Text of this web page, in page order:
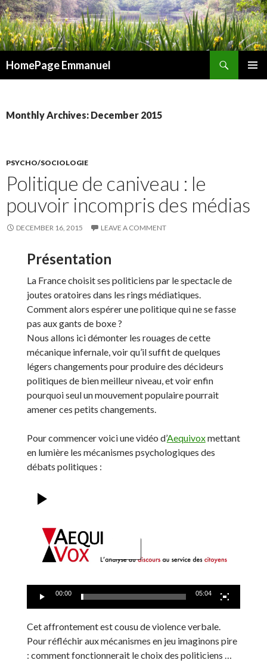
HomePage Emmanuel
Monthly Archives: December 2015
PSYCHO/SOCIOLOGIE
Politique de caniveau : le
pouvoir incompris des médias
DECEMBER 16, 2015 LEAVE A COMMENT
Présentation
La France choisit ses politiciens par le spectacle de
joutes oratoires dans les rings médiatiques.
Comment alors espérer une politique qui ne se fasse
pas aux gants de boxe ?
Nous allons ici démonter les rouages de cette
mécanique infernale, voir qu’il suffit de quelques
légers changements pour produire des décideurs
politiques de bien meilleur niveau, et voir enfin
pourquoi seul un mouvement populaire pourrait
amener ces petits changements.
Pour commencer voici une vidéo d’Aequivoxmettant
en lumière les mécanismes psychologiques des
débats politiques :
Video
Player
00:00 05:04
Cet affrontement est cousu de violence verbale.
Pour réfléchir aux mécanismes en jeu imaginons pire
: comment fonctionnerait le choix des politiciens …